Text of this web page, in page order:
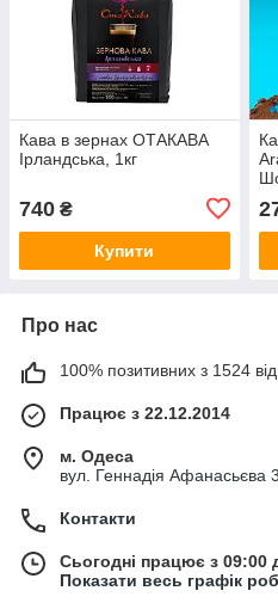
Кава в зернах ОТАКАВА
Ірландська, 1кг
740 ₴
Купити
Про нас
100% позитивних з 1524
Працює з 22.12.2014
м. Одеса
вул. Геннадія Афанасьєва
Контакти
Сьогодні працює з 09:00
Показати весь графік